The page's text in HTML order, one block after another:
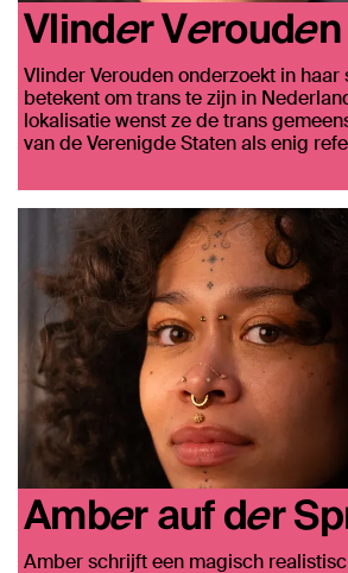
Vlinder Verouden
Vlinder Verouden onderzoekt in haar
betekent om trans te zijn in
lokalisatie wenst ze de trans
van de Verenigde Staten als enig
Amber auf der
Amber schrijft een magisch